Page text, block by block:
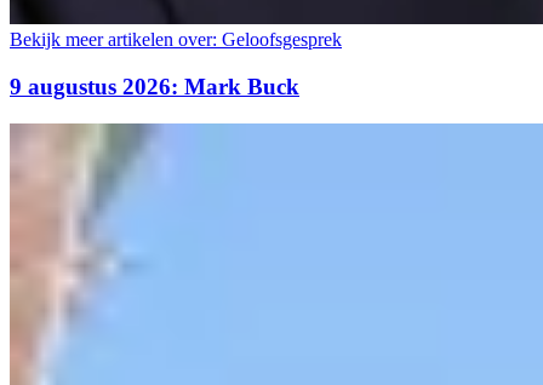
Bekijk meer artikelen over: Geloofsgesprek
9 augustus 2026: Mark Buck